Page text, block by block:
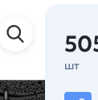
шт